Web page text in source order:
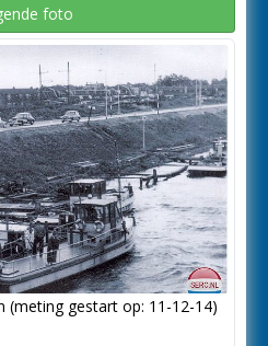
foto
(meting gestart op: 11-12-14)